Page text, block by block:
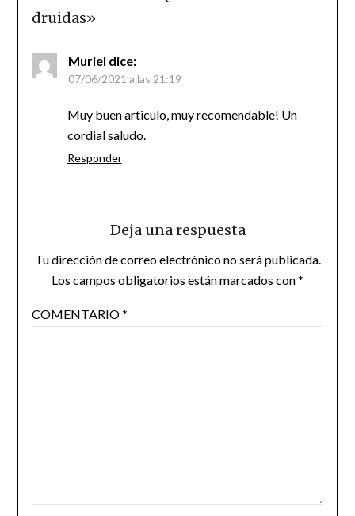
druidas»
Muriel dice:
07/06/2021 a las 21:19
Muy buen articulo, muy recomendable! Un
cordial saludo.
Responder
Deja una respuesta
Tu dirección de correo electrónico no será publicada.
Los campos obligatorios están marcados con*
COMENTARIO*